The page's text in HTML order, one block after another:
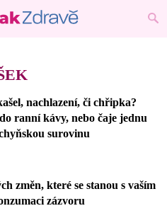
nachlazení, či chřipka?
ranní kávy, nebo čaje jednu
surovinu
změn, které se stanou s vaším
zázvoru